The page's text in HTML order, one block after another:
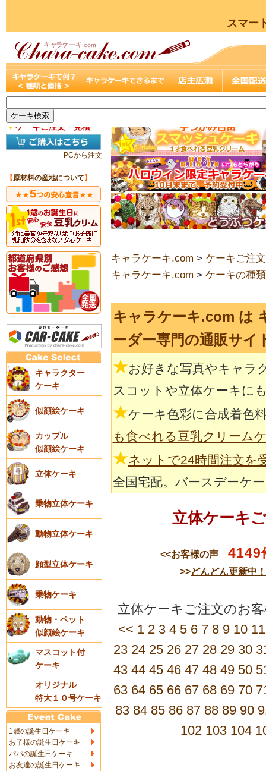
スマー
▼ケーキご注文・見積
PCから注文
【原材料の産地について 】
キャラクター
ケーキ
似顔絵ケーキ
カップル
似顔絵ケーキ
立体ケーキ
乗物立体ケーキ
動物立体ケーキ
顔型立体ケーキ
乗物ケーキ
動物・ペット
似顔絵ケーキ
マスコット付
ケーキ
オリジナル
特大１０号ケーキ
1歳の誕生日ケーキ
お子様の誕生日ケーキ
パパの誕生日ケーキ
お友達の誕生日ケーキ
キャラケーキ.com > ケーキご注
キャラケーキ.com > ケーキの種
キャラケーキ.com は
ーダー専門の通販サイ
★お好きな写真やキャラ
スコットや立体ケーキに
★ケーキ色彩に合成着色
も食べれる豆乳クリーム
★ネットで24時間注文を
全国宅配。バースデーケ
立体ケーキ
<<お客様の声 4149
>>どんどん更新中
立体ケーキご注文の
<< 1 2 3 4 5 6 7 8 9 10 11
23 24 25 26 27 28 29 30
43 44 45 46 47 48 49 50
63 64 65 66 67 68 69 70
83 84 85 86 87 88 89 90
102 103 104